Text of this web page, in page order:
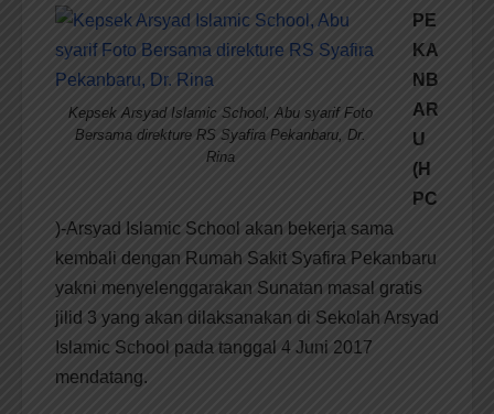
Kepsek Arsyad Islamic School, Abu syarif Foto
Bersama direkture RS Syafira Pekanbaru, Dr.
Rina
PE
KA
NB
AR
U
(H
PC
)-Arsyad Islamic School akan bekerja sama
kembali dengan Rumah Sakit Syafira Pekanbaru
yakni menyelenggarakan Sunatan masal gratis
jilid 3 yang akan dilaksanakan di Sekolah Arsyad
Islamic School pada tanggal 4 Juni 2017
mendatang.